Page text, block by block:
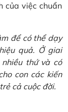
của việc chuẩn
để có thể dạy
quả. Ở giai
thứ và có
con các kiến
cả cuộc đời.